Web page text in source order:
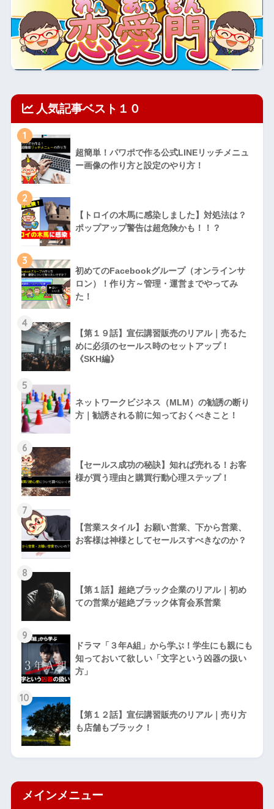
人気記事ベスト１０
1
超簡単！パワポで作る公式LINEリッチメニュ
ー画像の作り方と設定のやり方！
2
【トロイの木馬に感染しました】対処法は？
ポップアップ警告は超危険かも！！？
3
初めてのFacebookグループ（オンラインサ
ロン）！作り方～管理・運営までやってみ
た！
4
【第１９話】宣伝講習販売のリアル｜売るた
めに必須のセールス時のセットアップ！
《SKH編》
5
ネットワークビジネス（MLM）の勧誘の断り
方｜勧誘される前に知っておくべきこと！
6
【セールス成功の秘訣】知れば売れる！お客
様が買う理由と購買行動心理ステップ！
7
【営業スタイル】お願い営業、下から営業、
お客様は神様としてセールスすべきなのか？
8
【第１話】超絶ブラック企業のリアル｜初め
ての営業が超絶ブラック体育会系営業
9
ドラマ「３年A組」から学ぶ！学生にも親にも
知っておいて欲しい「文字という凶器の扱い
方」
10
【第１２話】宣伝講習販売のリアル｜売り方
も店舗もブラック！
メインメニュー